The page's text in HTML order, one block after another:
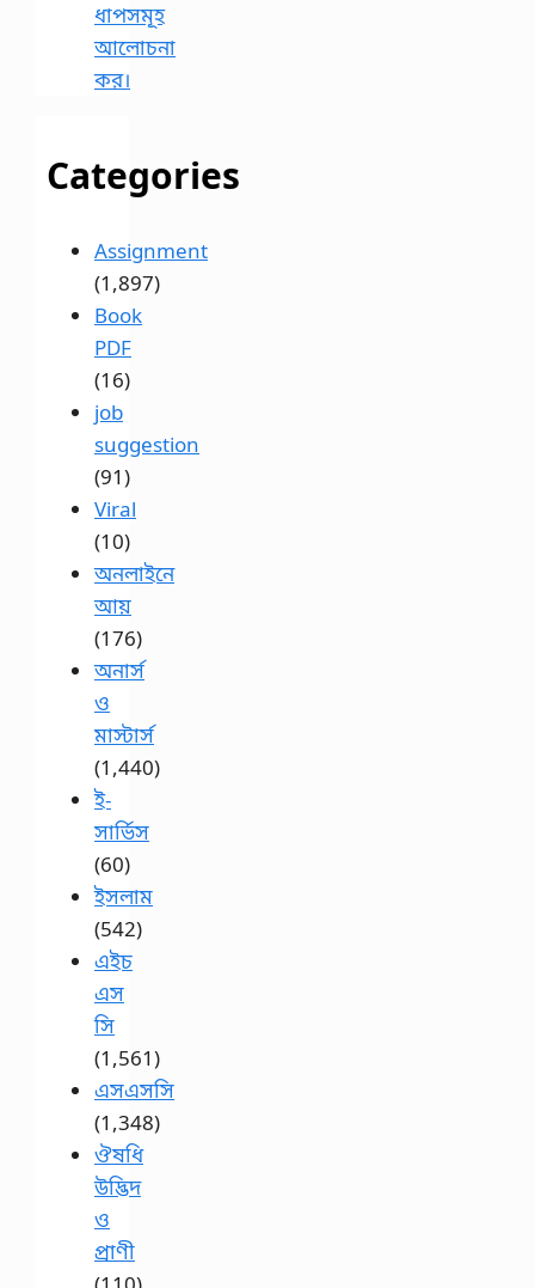
ধাপসমূহ
আলোচনা
কর।
Categories
Assignment
(1,897)
Book
PDF
(16)
job
suggestion
(91)
Viral
(10)
অনলাইনে
আয়
(176)
অনার্স
ও
মাস্টার্স
(1,440)
ই-
সার্ভিস
(60)
ইসলাম
(542)
এইচ
এস
সি
(1,561)
এসএসসি
(1,348)
ঔষধি
উদ্ভিদ
ও
প্রাণী